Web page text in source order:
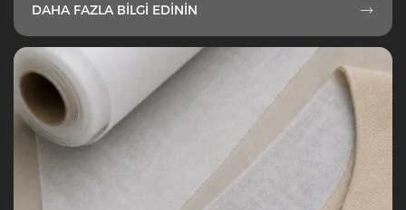
DAHA FAZLA BILGI EDININ 